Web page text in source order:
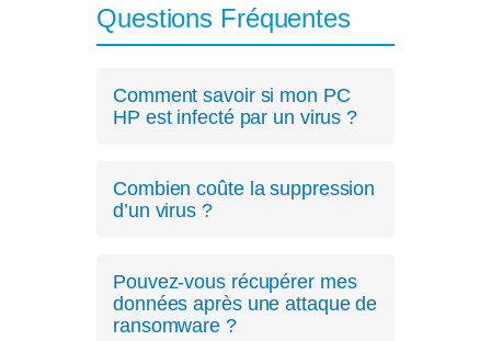
Questions Fréquentes
Comment savoir si mon PC
HP est infecté par un virus ?
fréquents. Undiagnosticconfirme
la présence de virus.
Combien coûte la suppression
d’un virus ?
suppressions débutent dès 59€,
avec un devis clair avant
intervention.
Pouvez-vous récupérer mes
données après une attaque de
ransomware ?